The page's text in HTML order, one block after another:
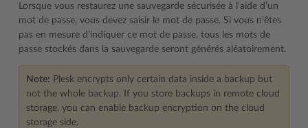
Lorsque vous restaurez une sauvegarde sécurisée à l’aide d’un
mot de passe, vous devez saisir le mot de passe. Si vous n’êtes
pas en mesure d’indiquer ce mot de passe, tous les mots de
passe stockés dans la sauvegarde seront générés aléatoirement.
Note: Plesk encrypts only certain data inside a backup but
not the whole backup. If you store backups in remote cloud
storage, you can enable backup encryption on the cloud
storage side.